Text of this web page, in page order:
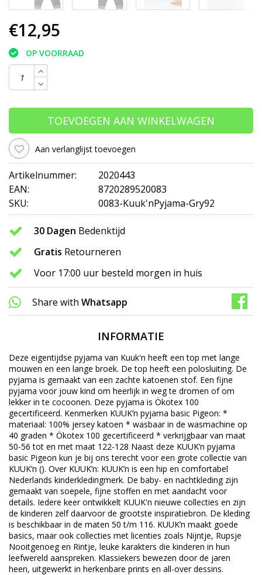
€12,95
OP VOORRAAD
TOEVOEGEN AAN WINKELWAGEN
Aan verlanglijst toevoegen
Artikelnummer:
2020443
EAN:
8720289520083
SKU:
0083-Kuuk'nPyjama-Gry92
30 Dagen Bedenktijd
Gratis Retourneren
Voor 17:00 uur besteld morgen in huis
Share with Whatsapp
INFORMATIE
Deze eigentijdse pyjama van Kuuk'n heeft een top met lange
mouwen en een lange broek. De top heeft een polosluiting. De
pyjama is gemaakt van een zachte katoenen stof. Een fijne
pyjama voor jouw kind om heerlijk in weg te dromen of om
lekker in te cocoonen. Deze pyjama is Ökotex 100
gecertificeerd. Kenmerken KUUK’n pyjama basic Pigeon: *
materiaal: 100% jersey katoen * wasbaar in de wasmachine op
40 graden * Ökotex 100 gecertificeerd * verkrijgbaar van maat
50-56 tot en met maat 122-128 Naast deze KUUK’n pyjama
basic Pigeon kun je bij ons terecht voor een grote collectie van
KUUK’n (). Over KUUK’n: KUUK’n is een hip en comfortabel
Nederlands kinderkledingmerk. De baby- en nachtkleding zijn
gemaakt van soepele, fijne stoffen en met aandacht voor
details. Iedere keer ontwikkelt KUUK'n nieuwe collecties en zijn
de kinderen zelf daarvoor de grootste inspiratiebron. De kleding
is beschikbaar in de maten 50 t/m 116. KUUK’n maakt goede
basics, maar ook collecties met licenties zoals Nijntje, Rupsje
Nooitgenoeg en Rintje, leuke karakters die kinderen in hun
leefwereld aanspreken. Klassiekers bewezen door de jaren
heen, uitgewerkt in herkenbare prints en all-over dessins.